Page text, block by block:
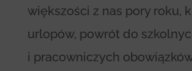
większości z nas pory roku,
urlopów, powrót do
i pracowniczych